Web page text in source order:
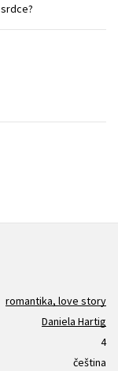
romantika, love story
Daniela Hartig
4
čeština